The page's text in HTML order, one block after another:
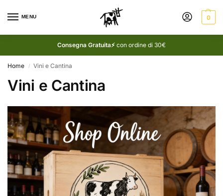
MENU 0
Consegna Gratuita⚡ con ordine di 30€
Home / Vini e Cantina
Vini e Cantina